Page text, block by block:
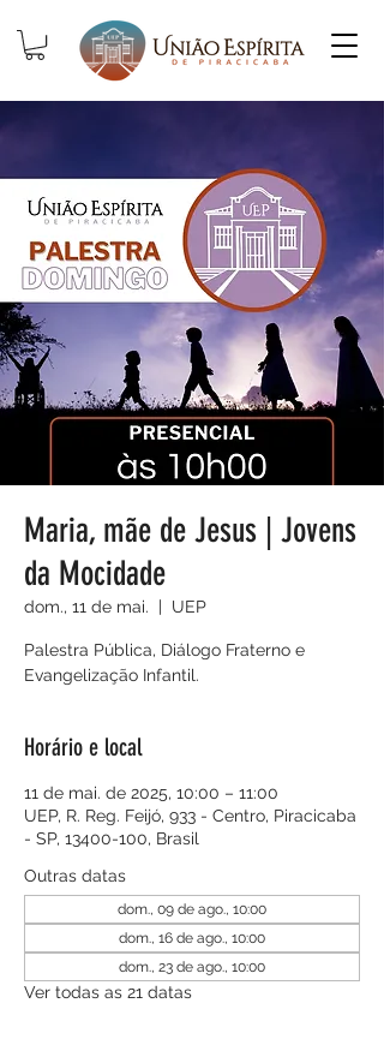
Maria, mãe de Jesus | Jovens
da Mocidade
dom., 11 de mai.
  |
UEP
Palestra Pública, Diálogo Fraterno e
Evangelização Infantil.
Horário e local
11 de mai. de 2025, 10:00 – 11:00
UEP, R. Reg. Feijó, 933 - Centro, Piracicaba
- SP, 13400-100, Brasil
Outras datas
dom., 09 de ago., 10:00
dom., 16 de ago., 10:00
dom., 23 de ago., 10:00
Ver todas as 21 datas